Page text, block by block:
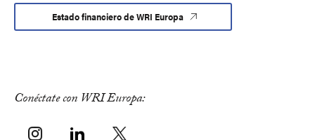
Estado financiero de WRI Europa
Conéctate con WRI Europa: